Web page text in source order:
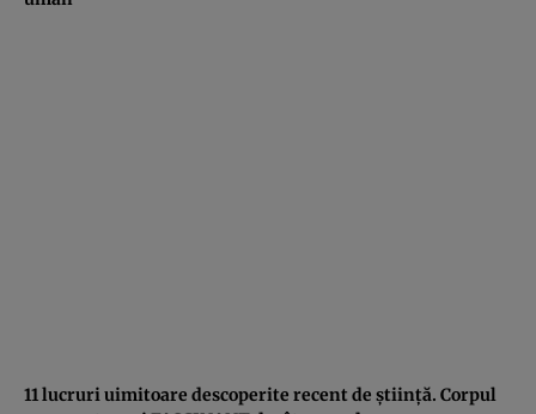
11 lucruri uimitoare descoperite recent de ştiinţă. Corpul